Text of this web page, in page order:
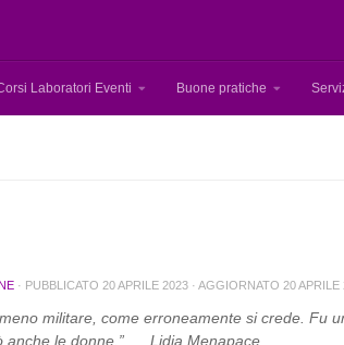
Laboratori Eventi Buone pratiche
· PUBBLICATO 20 APRILE 2023 · AGGIORNATO 20 APRILE
militare, come erroneamente si crede. Fu
anche le donne.” Lidia Menapace